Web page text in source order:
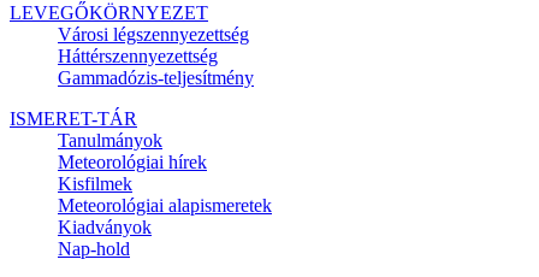
LEVEGŐKÖRNYEZET
Városi légszennyezettség
Háttérszennyezettség
Gammadózis-teljesítmény
ISMERET-TÁR
Tanulmányok
Meteorológiai hírek
Kisfilmek
Meteorológiai alapismeretek
Kiadványok
Nap-hold